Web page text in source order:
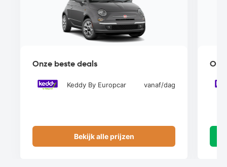
Onze beste deals
Keddy By Europcar vanaf/dag
Bekijk alle prijzen